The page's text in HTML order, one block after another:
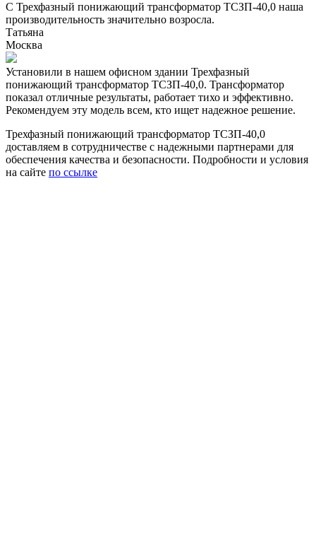
С Трехфазный понижающий трансформатор ТСЗП-40,0 наша
производительность значительно возросла.
Татьяна
Москва
Установили в нашем офисном здании Трехфазный
понижающий трансформатор ТСЗП-40,0. Трансформатор
показал отличные результаты, работает тихо и эффективно.
Рекомендуем эту модель всем, кто ищет надежное решение.
Трехфазный понижающий трансформатор ТСЗП-40,0
доставляем в сотрудничестве с надежными партнерами для
обеспечения качества и безопасности. Подробности и условия
на сайте по ссылке